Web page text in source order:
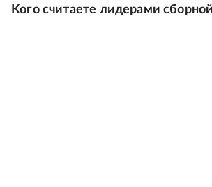
Кого считаете лидерами